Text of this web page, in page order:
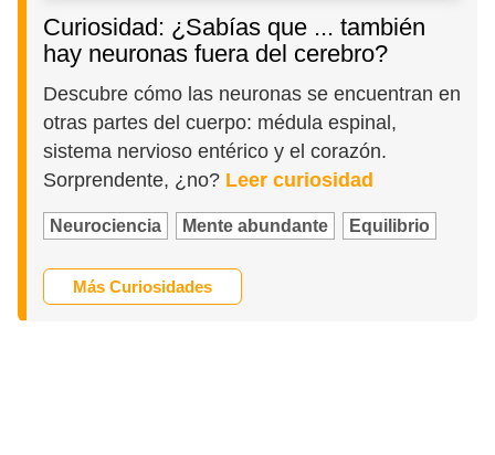
Curiosidad: ¿Sabías que ... también
hay neuronas fuera del cerebro?
Descubre cómo las neuronas se encuentran en
otras partes del cuerpo: médula espinal,
sistema nervioso entérico y el corazón.
Sorprendente, ¿no? Leer curiosidad
Neurociencia Mente abundante Equilibrio
Más Curiosidades